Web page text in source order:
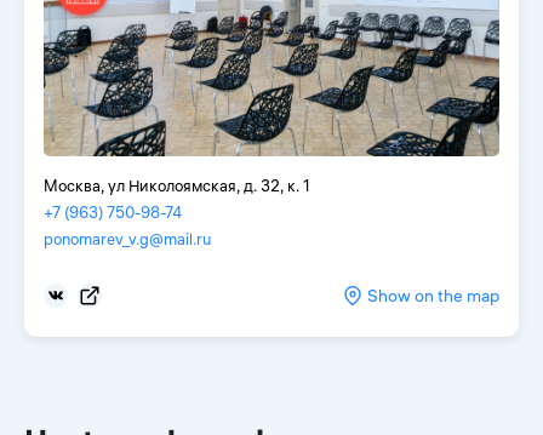
Москва, ул Николоямская, д. 32, к. 1
+7 (963) 750-98-74
ponomarev_v.g@mail.ru
Show on the map